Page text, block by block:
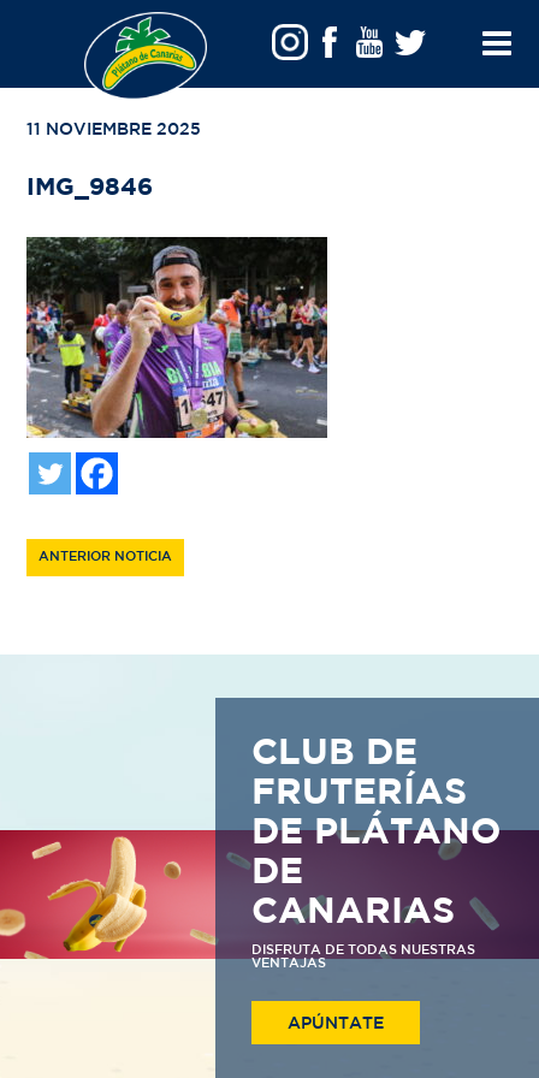
Menu
VOLVER A TU BÚSQUEDA
11 NOVIEMBRE 2025
IMG_9846
ANTERIOR NOTICIA
CLUB DE
FRUTERÍAS
DE PLÁTANO
DE
CANARIAS
DISFRUTA DE TODAS NUESTRAS
VENTAJAS
APÚNTATE